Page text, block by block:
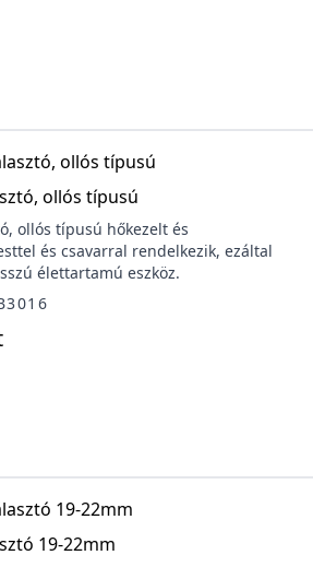
ollós típusú
ollós típusú hőkezelt és
és csavarral rendelkezik, ezáltal
élettartamú eszköz.
19-22mm